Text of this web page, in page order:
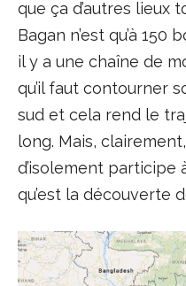
que ça d’autres lieux
Bagan n’est qu’à 150
il y a une chaîne de
qu’il faut contourner
sud et cela rend le
long. Mais,
d’isolement participe
qu’est la découverte